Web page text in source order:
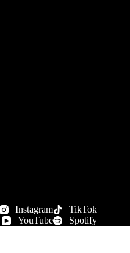
Instagram
TikTok
YouTube
Spotify